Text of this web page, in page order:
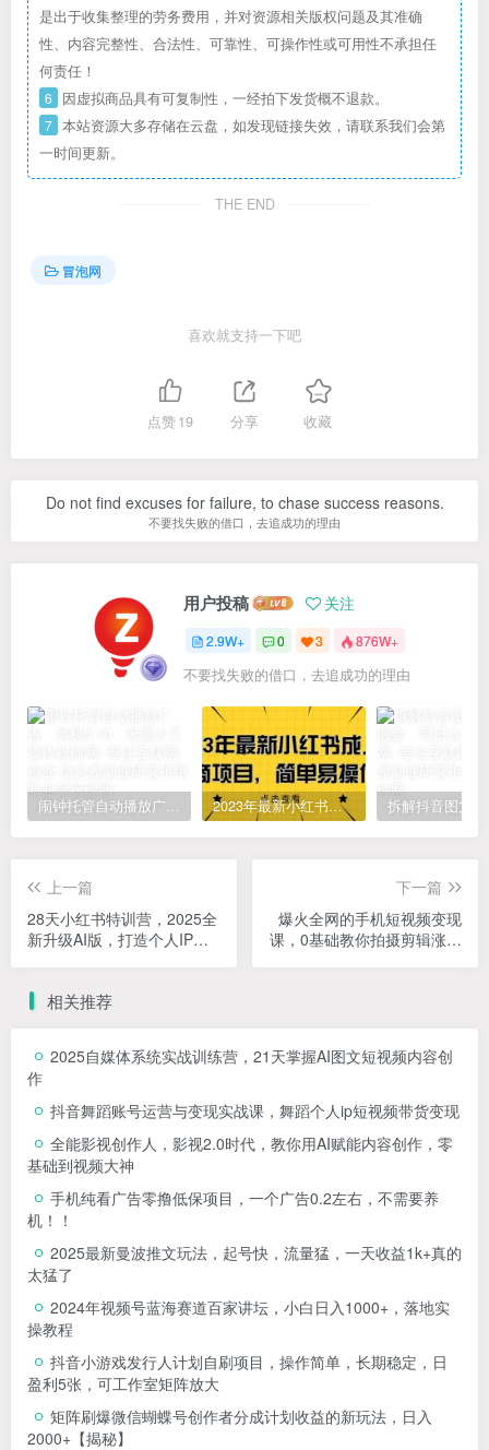
是出于收集整理的劳务费用，并对资源相关版权问题及其准确
性、内容完整性、合法性、可靠性、可操作性或可用性不承担任
何责任！
6 因虚拟商品具有可复制性，一经拍下发货概不退款。
7 本站资源大多存储在云盘，如发现链接失效，请联系我们会第
一时间更新。
THE END
冒泡网
喜欢就支持一下吧
点赞19 分享 收藏
Do not find excuses for failure, to chase success reasons.
不要找失败的借口，去追成功的理由
用户投稿 关注
2.9W+ 0 3 876W+
不要找失败的借口，去追成功的理由
闹钟托管自动播放广告，单机5-10，无需人工操作 2023年最新小红书成人电商项目，简单易操作【详细教程】
上一篇
28天小红书特训营，2025全
新升级AI版，打造个人IP，
下一篇
爆火全网的手机短视频变现
课，0基础教你拍摄剪辑涨粉
相关推荐
2025自媒体系统实战训练营，21天掌握AI图文短视频内容创
作
抖音舞蹈账号运营与变现实战课，舞蹈个人ip短视频带货变现
全能影视创作人，影视2.0时代，教你用AI赋能内容创作，​零
基础到视频大神
手机纯看广告零撸低保项目，一个广告0.2左右，不需要养
机！！
2025最新曼波推文玩法，起号快，流量猛，一天收益1k+真的
太猛了
2024年视频号蓝海赛道百家讲坛，小白日入1000+，落地实
操教程
抖音小游戏发行人计划自刷项目，操作简单，长期稳定，日
盈利5张，可工作室矩阵放大
矩阵刷爆微信蝴蝶号创作者分成计划收益的新玩法，日入
2000+【揭秘】